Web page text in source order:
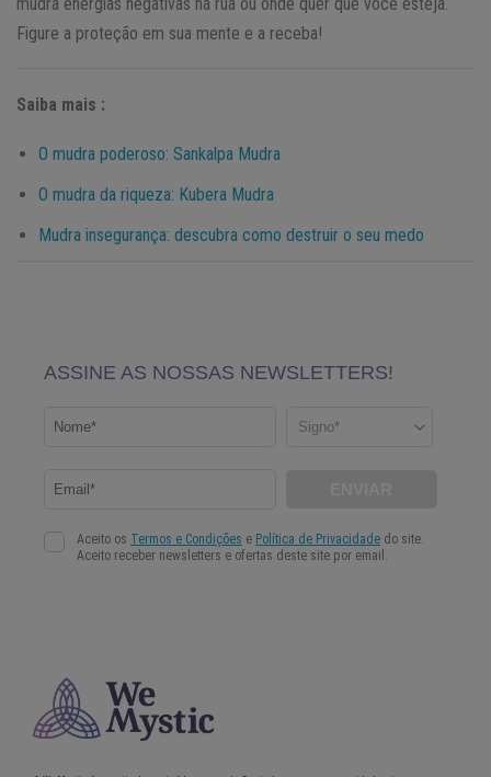
Figure a proteção em sua mente e a receba!
Saiba mais :
O mudra poderoso: Sankalpa Mudra
O mudra da riqueza: Kubera Mudra
Mudra insegurança: descubra como destruir o seu medo